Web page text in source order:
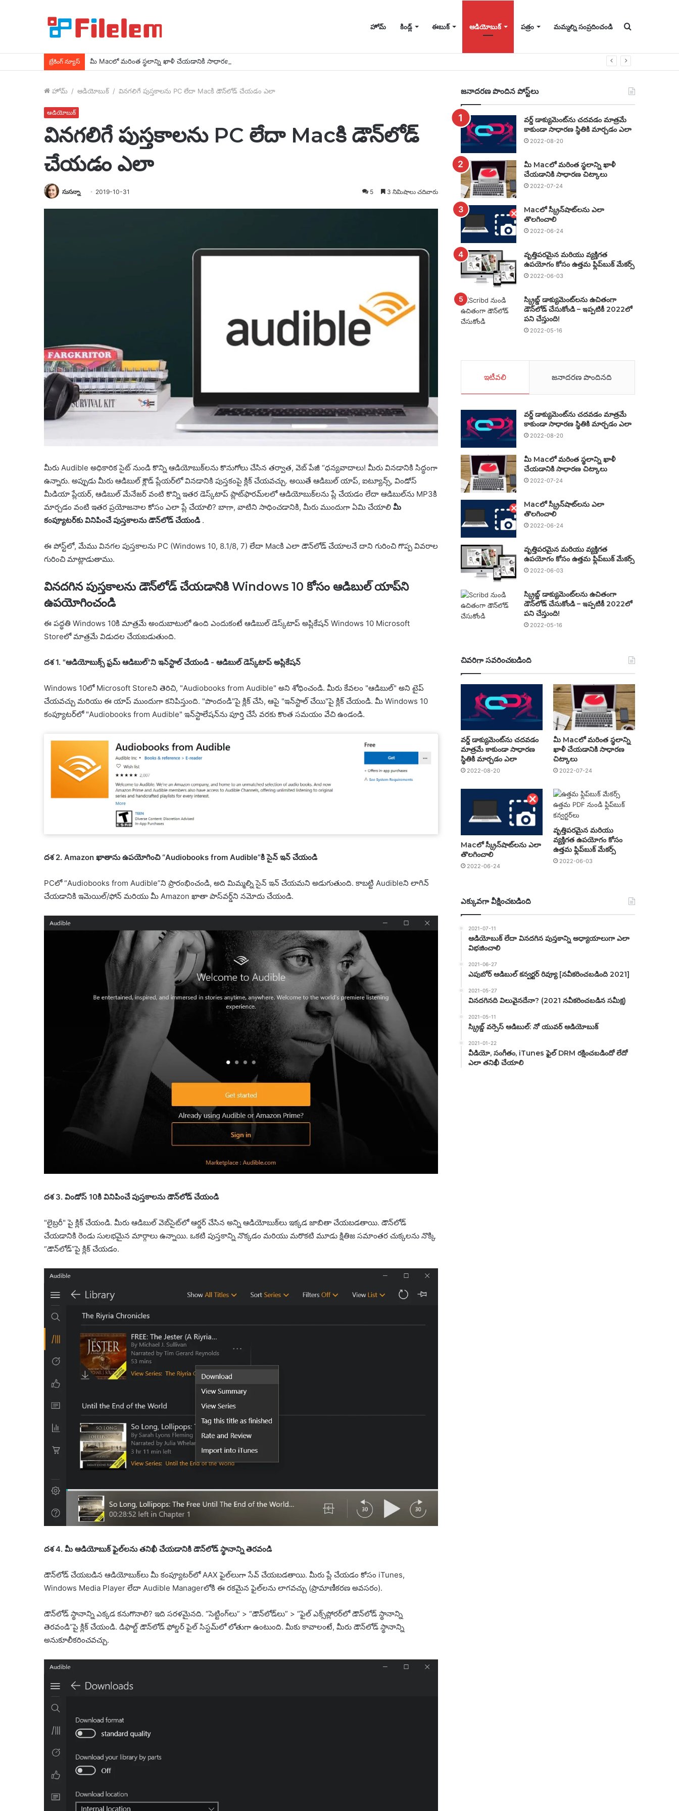
హోమ్ కిండ్ల్ ఈబుక్ ఆడియోబుక్ పత్రం మమ్మల్ని సంప్రదించండి కోసం
బ్రేకింగ్ న్యూస్ మీ Macలో మరింత స్థలాన్ని ఖాళీ చేయడానికి సాధారణ చిట్కాలు
హోమ్ / ఆడియోబుక్ / వినగలిగే పుస్తకాలను PC లేదా Macకి డౌన్‌లోడ్ చేయడం ఎలా
ఆడియోబుక్
వినగలిగే పుస్తకాలను PC లేదా Macకి డౌన్‌లోడ్
చేయడం ఎలా
సుసన్నా 2019-10-31 5 3 నిమిషాలు చదివారు
మీరు Audible అధికారిక సైట్ నుండి కొన్ని ఆడియోబుక్‌లను కొనుగోలు చేసిన తర్వాత, వెబ్ పేజీ “ధన్యవాదాలు! మీరు వినడానికి సిద్ధంగా
ఉన్నారు. అప్పుడు మీరు ఆడిబుల్ క్లౌడ్ ప్లేయర్‌లో వినడానికి పుస్తకంపై క్లిక్ చేయవచ్చు. అయితే ఆడిబుల్ యాప్, ఐట్యూన్స్, విండోస్
మీడియా ప్లేయర్, ఆడిబుల్ మేనేజర్ వంటి కొన్ని ఇతర డెస్క్‌టాప్ ప్లాట్‌ఫారమ్‌లలో ఆడియోబుక్‌లను ప్లే చేయడం లేదా ఆడిబుల్‌ను MP3కి
మార్చడం వంటి ఇతర ప్రయోజనాల కోసం ఎలా ప్లే చేయాలి? బాగా, వాటిని సాధించడానికి, మీరు ముందుగా ఏమి చేయాలి మీ
కంప్యూటర్‌కు వినిపించే పుస్తకాలను డౌన్‌లోడ్ చేయండి.
ఈ పోస్ట్‌లో, మేము వినగల పుస్తకాలను PC (Windows 10, 8.1/8, 7) లేదా Macకి ఎలా డౌన్‌లోడ్ చేయాలనే దాని గురించి గొప్ప వివరాల
గురించి మాట్లాడుతాము.
వినదగిన పుస్తకాలను డౌన్‌లోడ్ చేయడానికి Windows 10 కోసం ఆడిబుల్ యాప్‌ని
ఉపయోగించండి
ఈ పద్ధతి Windows 10కి మాత్రమే అందుబాటులో ఉంది ఎందుకంటే ఆడిబుల్ డెస్క్‌టాప్ అప్లికేషన్ Windows 10 Microsoft
Storeలో మాత్రమే విడుదల చేయబడుతుంది.
దశ 1. "ఆడియోబుక్స్ ఫ్రమ్ ఆడిబుల్"ని ఇన్‌స్టాల్ చేయండి - ఆడిబుల్ డెస్క్‌టాప్ అప్లికేషన్
Windows 10లో Microsoft Storeని తెరిచి, "Audiobooks from Audible" అని శోధించండి. మీరు కేవలం "ఆడిబుల్" అని టైప్
చేయవచ్చు మరియు ఈ యాప్ ముందుగా కనిపిస్తుంది. "పొందండి"పై క్లిక్ చేసి, ఆపై "ఇన్‌స్టాల్ చేయి"పై క్లిక్ చేయండి. మీ Windows 10
కంప్యూటర్‌లో "Audiobooks from Audible" ఇన్‌స్టాలేషన్‌ను పూర్తి చేసే వరకు కొంత సమయం వేచి ఉండండి.
దశ 2. Amazon ఖాతాను ఉపయోగించి “Audiobooks from Audible”కి సైన్ ఇన్ చేయండి
PCలో “Audiobooks from Audible”ని ప్రారంభించండి, అది మిమ్మల్ని సైన్ ఇన్ చేయమని అడుగుతుంది. కాబట్టి Audibleని లాగిన్
చేయడానికి ఇమెయిల్/ఫోన్ మరియు మీ Amazon ఖాతా పాస్‌వర్డ్‌ని నమోదు చేయండి.
దశ 3. విండోస్ 10కి వినిపించే పుస్తకాలను డౌన్‌లోడ్ చేయండి
"లైబ్రరీ" పై క్లిక్ చేయండి. మీరు ఆడిబుల్ వెబ్‌సైట్‌లో ఆర్డర్ చేసిన అన్ని ఆడియోబుక్‌లు ఇక్కడ జాబితా చేయబడతాయి. డౌన్‌లోడ్
చేయడానికి రెండు సులభమైన మార్గాలు ఉన్నాయి. ఒకటి పుస్తకాన్ని నొక్కడం మరియు మరొకటి మూడు క్షితిజ సమాంతర చుక్కలను నొక్కి
“డౌన్‌లోడ్”పై క్లిక్ చేయడం.
దశ 4. మీ ఆడియోబుక్ ఫైల్‌లను తనిఖీ చేయడానికి డౌన్‌లోడ్ స్థానాన్ని తెరవండి
డౌన్‌లోడ్ చేయబడిన ఆడియోబుక్‌లు మీ కంప్యూటర్‌లో AAX ఫైల్‌లుగా సేవ్ చేయబడతాయి. మీరు ప్లే చేయడం కోసం iTunes,
Windows Media Player లేదా Audible Managerలోకి ఈ రకమైన ఫైల్‌లను లాగవచ్చు (ప్రామాణీకరణ అవసరం).
డౌన్‌లోడ్ స్థానాన్ని ఎక్కడ కనుగొనాలి? ఇది సరళమైనది. “సెట్టింగ్‌లు” > “డౌన్‌లోడ్‌లు” > “ఫైల్ ఎక్స్‌ప్లోరర్‌లో డౌన్‌లోడ్ స్థానాన్ని
తెరవండి”పై క్లిక్ చేయండి. డిఫాల్ట్ డౌన్‌లోడ్ ఫోల్డర్ ఫైల్ సిస్టమ్‌లో లోతుగా ఉంటుంది. మీకు కావాలంటే, మీరు డౌన్‌లోడ్ స్థానాన్ని
అనుకూలీకరించవచ్చు.
జనాదరణ పొందిన పోస్ట్‌లు
వర్డ్ డాక్యుమెంట్‌ను చదవడం మాత్రమే
కాకుండా సాధారణ స్థితికి మార్చడం ఎలా
2022-08-20
మీ Macలో మరింత స్థలాన్ని ఖాళీ
చేయడానికి సాధారణ చిట్కాలు
2022-07-24
Macలో స్క్రీన్‌షాట్‌లను ఎలా
తొలగించాలి
2022-06-24
వృత్తిపరమైన మరియు వ్యక్తిగత
ఉపయోగం కోసం ఉత్తమ ఫ్లిప్‌బుక్ మేకర్స్
2022-06-03
స్క్రిబ్డ్ డాక్యుమెంట్‌లను ఉచితంగా
డౌన్‌లోడ్ చేసుకోండి – ఇప్పటికీ 2022లో
పని చేస్తుంది!
2022-05-16
ఇటీవలి జనాదరణ పొందినది
వర్డ్ డాక్యుమెంట్‌ను చదవడం మాత్రమే
కాకుండా సాధారణ స్థితికి మార్చడం ఎలా
2022-08-20
మీ Macలో మరింత స్థలాన్ని ఖాళీ
చేయడానికి సాధారణ చిట్కాలు
2022-07-24
Macలో స్క్రీన్‌షాట్‌లను ఎలా
తొలగించాలి
2022-06-24
వృత్తిపరమైన మరియు వ్యక్తిగత
ఉపయోగం కోసం ఉత్తమ ఫ్లిప్‌బుక్ మేకర్స్
2022-06-03
స్క్రిబ్డ్ డాక్యుమెంట్‌లను ఉచితంగా
డౌన్‌లోడ్ చేసుకోండి – ఇప్పటికీ 2022లో
పని చేస్తుంది!
2022-05-16
చివరిగా సవరించబడింది
వర్డ్ డాక్యుమెంట్‌ను చదవడం
మాత్రమే కాకుండా సాధారణ
స్థితికి మార్చడం ఎలా
2022-08-20
మీ Macలో మరింత స్థలాన్ని
ఖాళీ చేయడానికి సాధారణ
చిట్కాలు
2022-07-24
Macలో స్క్రీన్‌షాట్‌లను ఎలా
తొలగించాలి
2022-06-24
వృత్తిపరమైన మరియు
వ్యక్తిగత ఉపయోగం కోసం
ఉత్తమ ఫ్లిప్‌బుక్ మేకర్స్
2022-06-03
ఎక్కువగా వీక్షించబడింది
2021-07-11
ఆడియోబుక్ లేదా వినదగిన పుస్తకాన్ని అధ్యాయాలుగా ఎలా
విభజించాలి
2021-06-27
ఎపుబోర్ ఆడిబుల్ కన్వర్టర్ రివ్యూ [నవీకరించబడింది 2021]
2021-05-27
వినదగినది విలువైనదేనా? (2021 నవీకరించబడిన సమీక్ష)
2021-05-11
స్క్రిబ్డ్ వర్సెస్ ఆడిబుల్: నో యువర్ ఆడియోబుక్
2021-01-22
వీడియో, సంగీతం, iTunes ఫైల్ DRM రక్షించబడిందో లేదో
ఎలా తనిఖీ చేయాలి